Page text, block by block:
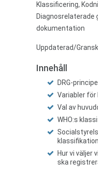
Klassificering,
Diagnosrelaterade
dokumentation
Uppdaterad/
Innehåll
DRG-
Variabler för
Val av
WHO:s
Hur vi väljer
ska